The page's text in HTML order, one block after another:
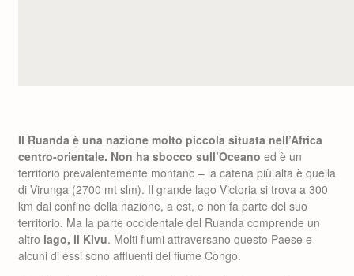
Il Ruanda è una nazione molto piccola situata nell’Africa
centro-orientale. Non ha sbocco sull’Oceano ed è un
territorio prevalentemente montano – la catena più alta è quella
di Virunga (2700 mt slm). Il grande lago Victoria si trova a 300
km dal confine della nazione, a est, e non fa parte del suo
territorio. Ma la parte occidentale del Ruanda comprende un
altro lago, il Kivu. Molti fiumi attraversano questo Paese e
alcuni di essi sono affluenti del fiume Congo.